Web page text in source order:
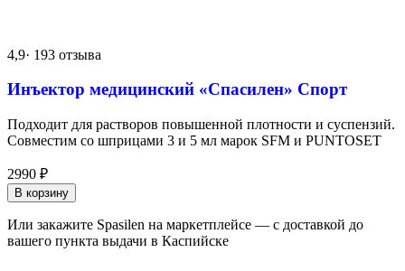
4,9· 193 отзыва
Инъектор медицинский «Спасилен» Спорт
Подходит для растворов повышенной плотности и суспензий.
Совместим со шприцами 3 и 5 мл марок SFM и PUNTOSET
2990 ₽
В корзину
Или закажите Spasilen на маркетплейсе — с доставкой до
вашего пункта выдачи в Каспийске